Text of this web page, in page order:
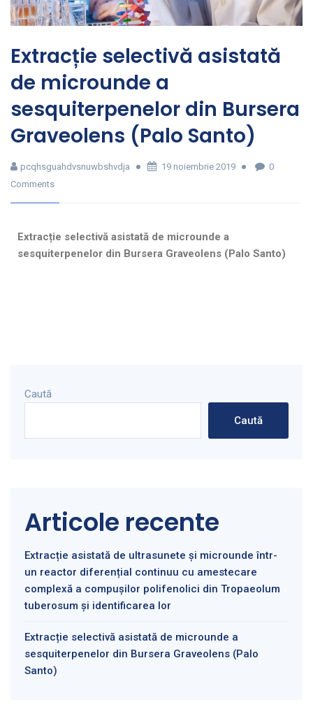
Extracție selectivă asistată
de microunde a
sesquiterpenelor din Bursera
Graveolens (Palo Santo)
pcqhsguahdvsnuwbshvdja 19 noiembrie 2019
0
Comments
Extracție selectivă asistată de microunde a
sesquiterpenelor din Bursera Graveolens (Palo Santo)
Caută
Caută
Articole recente
Extracție asistată de ultrasunete și microunde într-
un reactor diferențial continuu cu amestecare
complexă a compușilor polifenolici din Tropaeolum
tuberosum și identificarea lor
Extracție selectivă asistată de microunde a
sesquiterpenelor din Bursera Graveolens (Palo
Santo)